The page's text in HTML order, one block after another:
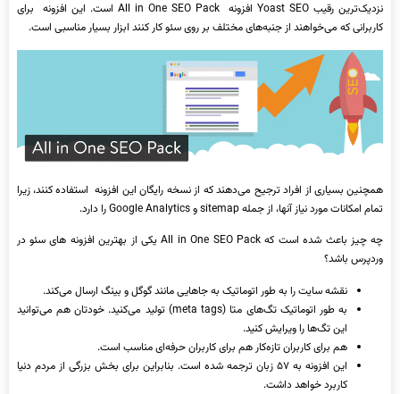
نزدیک‌ترین رقیب Yoast SEO افزونه All in One SEO Pack است. این افزونه برای
کاربرانی که می‌خواهند از جنبه‌های مختلف بر روی سئو کار کنند ابزار بسیار مناسبی است.
همچنین بسیاری از افراد ترجیح می‌دهند که از نسخه رایگان این افزونه استفاده کنند، زیرا
تمام امکانات مورد نیاز آنها، از جمله sitemap و Google Analytics را دارد.
چه چیز باعث شده است که All in One SEO Pack یکی از بهترین افزونه ‌های سئو در
وردپرس باشد؟
نقشه سایت را به طور اتوماتیک به جاهایی مانند گوگل و بینگ ارسال می‌کند.
به طور اتوماتیک تگ‌های متا (meta tags) تولید می‌کنید. خودتان هم می‌توانید
این تگ‌ها را ویرایش کنید.
هم برای کاربران تازه‌کار هم برای کاربران حرفه‌ای مناسب است.
این افزونه به ۵۷ زبان ترجمه شده است. بنابراین برای بخش بزرگی از مردم دنیا
کاربرد خواهد داشت.